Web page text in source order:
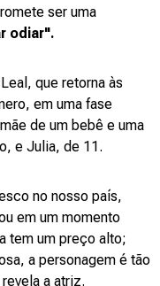
ser uma
odiar".
que retorna às
em uma fase
de um bebê e uma
e Julia, de 11.
no nosso país,
em um momento
tem um preço alto;
a personagem é tão
a atriz.